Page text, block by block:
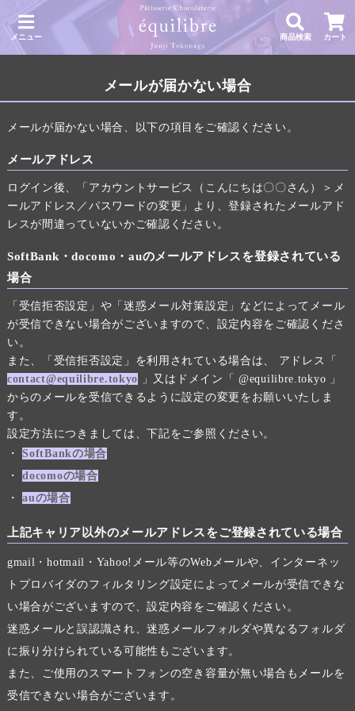
メニュー 商品検索 カート
メールが届かない場合
メールが届かない場合、以下の項目をご確認ください。
メールアドレス
ログイン後、「アカウントサービス（こんにちは〇〇さん）＞メ
ールアドレス／パスワードの変更」より、登録されたメールアド
レスが間違っていないかご確認ください。
SoftBank・docomo・auのメールアドレスを登録されている
場合
「受信拒否設定」や「迷惑メール対策設定」などによってメール
が受信できない場合がございますので、設定内容をご確認くださ
い。
また、「受信拒否設定」を利用されている場合は、 アドレス「
contact@equilibre.tokyo 」又はドメイン「 @equilibre.tokyo 」
からのメールを受信できるように設定の変更をお願いいたしま
す。
設定方法につきましては、下記をご参照ください。
・SoftBankの場合
・docomoの場合
・auの場合
上記キャリア以外のメールアドレスをご登録されている場合
gmail・hotmail・Yahoo!メール等のWebメールや、インターネッ
トプロバイダのフィルタリング設定によってメールが受信できな
い場合がございますので、設定内容をご確認ください。
迷惑メールと誤認識され、迷惑メールフォルダや異なるフォルダ
に振り分けられている可能性もございます。
また、ご使用のスマートフォンの空き容量が無い場合もメールを
受信できない場合がございます。